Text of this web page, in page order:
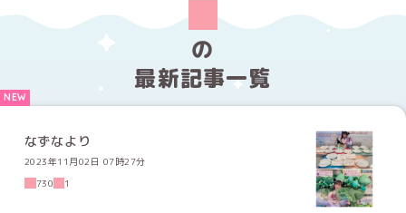
の
最新記事一覧
なずなより
2023年11月02日 07時27分
730
1